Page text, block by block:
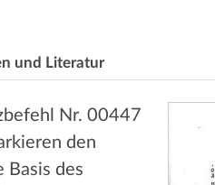
und Literatur
Nr. 00447
den
Basis des